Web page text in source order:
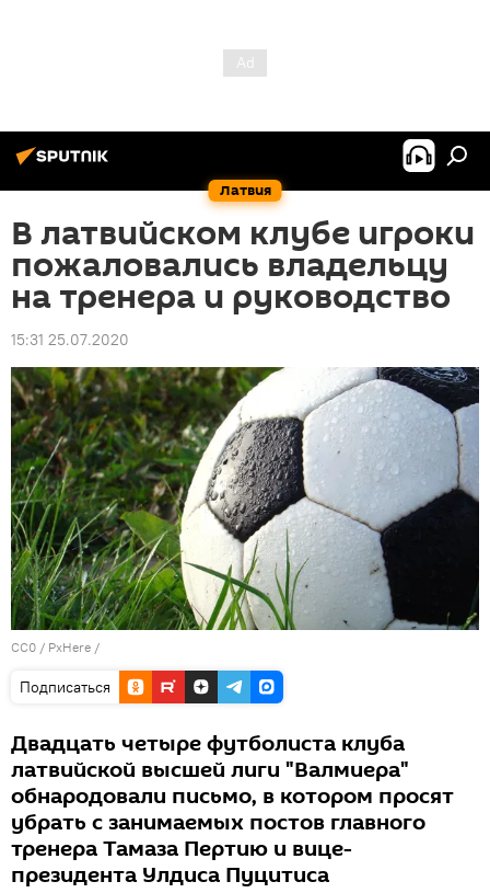
Латвия
В латвийском клубе игроки
пожаловались владельцу
на тренера и руководство
15:31 25.07.2020
CC0 / PxHere /
Подписаться
Двадцать четыре футболиста клуба
латвийской высшей лиги "Валмиера"
обнародовали письмо, в котором просят
убрать с занимаемых постов главного
тренера Тамаза Пертию и вице-
президента Улдиса Пуцитиса